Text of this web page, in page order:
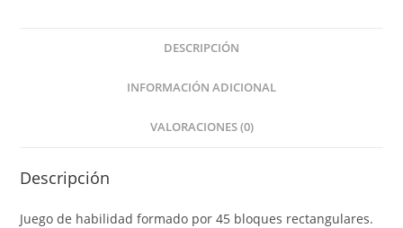
DESCRIPCIÓN
INFORMACIÓN ADICIONAL
VALORACIONES (0)
Descripción
Juego de habilidad formado por 45 bloques rectangulares.